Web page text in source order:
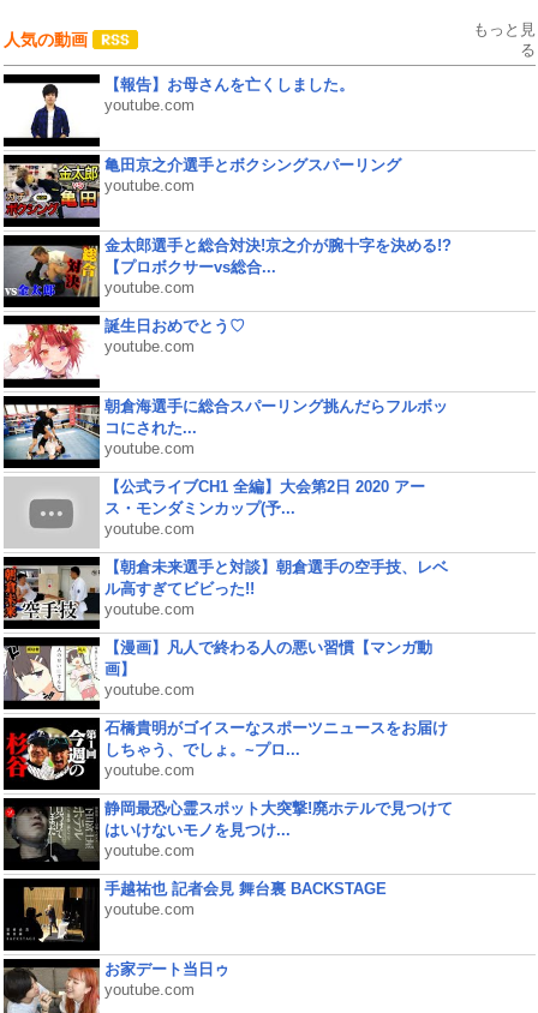
人気の動画
もっと見
る
【報告】お母さんを亡くしました。
youtube.com
亀田京之介選手とボクシングスパーリング
youtube.com
金太郎選手と総合対決!京之介が腕十字を決める!?
【プロボクサーvs総合...
youtube.com
誕生日おめでとう♡
youtube.com
朝倉海選手に総合スパーリング挑んだらフルボッ
コにされた...
youtube.com
【公式ライブCH1 全編】大会第2日 2020 アー
ス・モンダミンカップ(予...
youtube.com
【朝倉未来選手と対談】朝倉選手の空手技、レベ
ル高すぎてビビった!!
youtube.com
【漫画】凡人で終わる人の悪い習慣【マンガ動
画】
youtube.com
石橋貴明がゴイスーなスポーツニュースをお届け
しちゃう、でしょ。~プロ...
youtube.com
静岡最恐心霊スポット大突撃!廃ホテルで見つけて
はいけないモノを見つけ...
youtube.com
手越祐也 記者会見 舞台裏 BACKSTAGE
youtube.com
お家デート当日ゥ
youtube.com